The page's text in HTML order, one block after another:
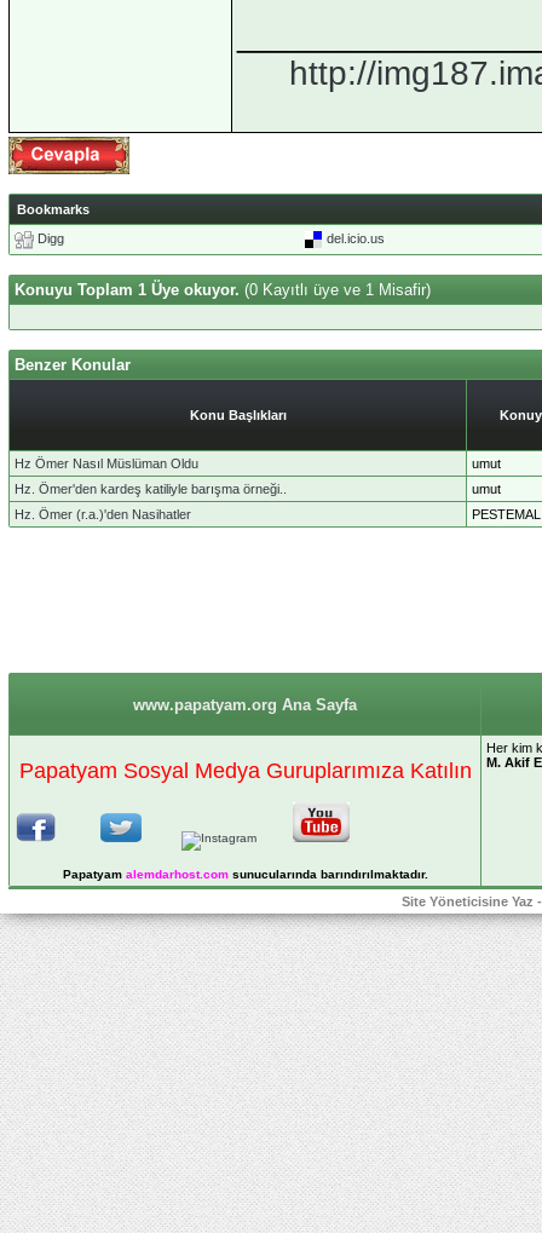
http://
Bookmarks
Digg
del.icio.us
Konuyu Toplam 1 Üye okuyor. (0 Kayıtlı üye ve 1 Misafir)
Benzer Konular
Konu Başlıkları
Hz Ömer Nasıl Müslüman Oldu
umut
Hz. Ömer'den kardeş katiliyle barışma örneği..
umut
Hz. Ömer (r.a.)'den Nasihatler
PESTEMAL
www.papatyam.org Ana Sayfa
Papatyam Sosyal Medya Guruplarımıza Katılın
Papatyam alemdarhost.comsunucularında barındırılmaktadır.
Her kim
M. Akif
Site Yöneticisine Yaz